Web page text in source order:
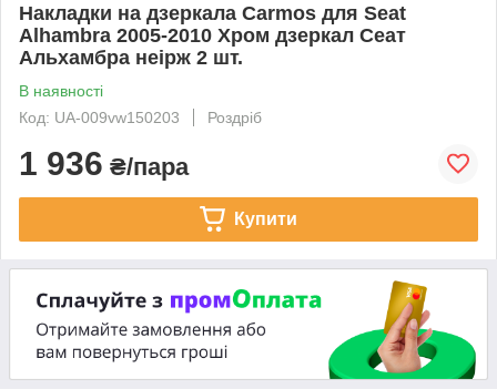
Накладки на дзеркала Carmos для Seat
Alhambra 2005-2010 Хром дзеркал Сеат
Альхамбра неірж 2 шт.
В наявності
Код: UA-009vw150203
Роздріб
1 936 ₴/пара
Купити